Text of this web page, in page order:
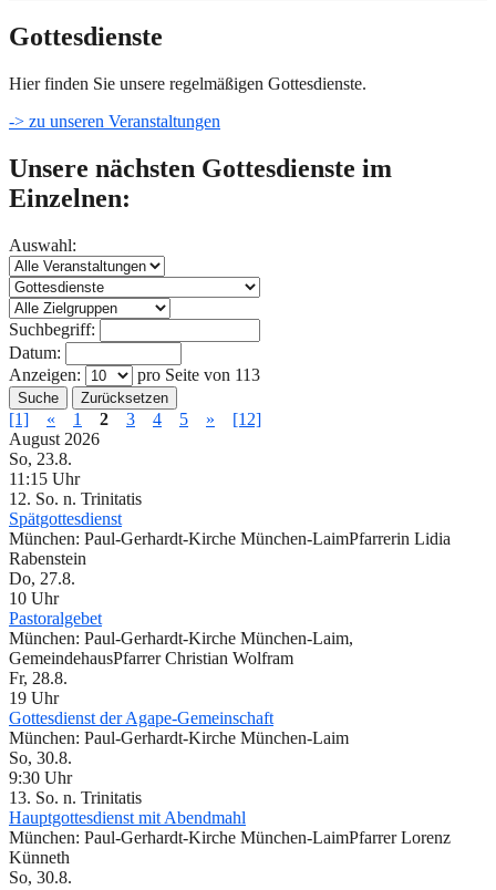
Gottesdienste
Hier finden Sie unsere regelmäßigen Gottesdienste.
-> zu unseren Veranstaltungen
Unsere nächsten Gottesdienste im
Einzelnen:
Auswahl:
Suchbegriff:
Datum:
Anzeigen:
pro Seite von 113
Suche Zurücksetzen
[1] « 1 2 3 4 5 »
[12]
August 2026
So, 23.8.
11:15 Uhr
12. So. n. Trinitatis
Spätgottesdienst
München: Paul-Gerhardt-Kirche München-LaimPfarrerin Lidia
Rabenstein
Do, 27.8.
10 Uhr
Pastoralgebet
München: Paul-Gerhardt-Kirche München-Laim,
GemeindehausPfarrer Christian Wolfram
Fr, 28.8.
19 Uhr
Gottesdienst der Agape-Gemeinschaft
München: Paul-Gerhardt-Kirche München-Laim
So, 30.8.
9:30 Uhr
13. So. n. Trinitatis
Hauptgottesdienst mit Abendmahl
München: Paul-Gerhardt-Kirche München-LaimPfarrer Lorenz
Künneth
So, 30.8.